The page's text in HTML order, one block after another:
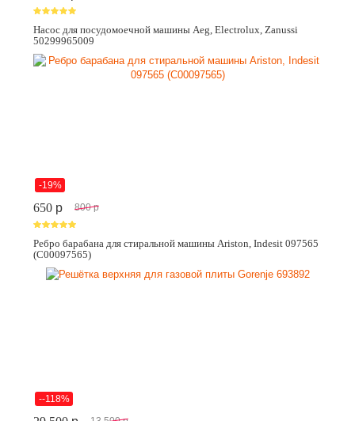
Насос для посудомоечной машины Aeg, Electrolux, Zanussi
50299965009
-19%
650 p 800 p
Ребро барабана для стиральной машины Ariston, Indesit 097565
(C00097565)
--118%